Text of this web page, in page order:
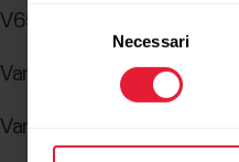
Selezione
consenso
Necessari
V650
Vantage M
Vantage M2